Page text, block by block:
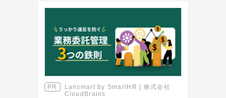
Lansmart by SmartHR | 株式会社
CloudBrains